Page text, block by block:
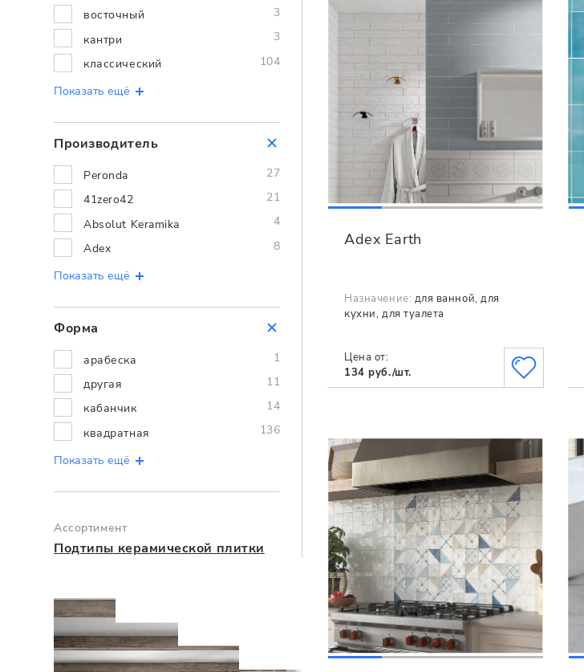
восточный
3
кантри
3
классический
104
Показать ещё
Производитель
Peronda
27
41zero42
21
Absolut Keramika
4
Adex
8
Показать ещё
Форма
арабеска
1
другая
11
кабанчик
14
квадратная
136
Показать ещё
Ассортимент
Подтипы керамической плитки
Adex Earth
Назначение: для ванной, для
кухни, для туалета
Цена от:
134 руб./шт.